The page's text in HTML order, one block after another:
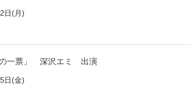
日(月)
の一票」 深沢エミ 出演
日(金)